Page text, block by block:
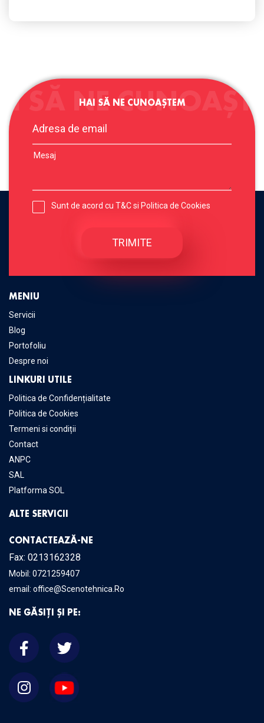
HAI SĂ NE CUNOAȘTEM
SĂ NE
Sunt de acord cu T&Csi Politica de Cookies
CONTACTEAZĂ-NE
Fax: 0213162328
Mobil: 0721259407
email: office@Scenotehnica.Ro
MENIU
Servicii
Blog
Portofoliu
Despre noi
LINKURI UTILE
Politica de Confidențialitate
Politica de Cookies
Termeni si condiții
Contact
ANPC
SAL
Platforma SOL
ALTE SERVICII
NE GĂSIȚI ȘI PE: